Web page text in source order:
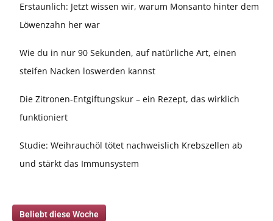
Erstaunlich: Jetzt wissen wir, warum Monsanto hinter dem
Löwenzahn her war
Wie du in nur 90 Sekunden, auf natürliche Art, einen
steifen Nacken loswerden kannst
Die Zitronen-Entgiftungskur – ein Rezept, das wirklich
funktioniert
Studie: Weihrauchöl tötet nachweislich Krebszellen ab
und stärkt das Immunsystem
Beliebt diese Woche